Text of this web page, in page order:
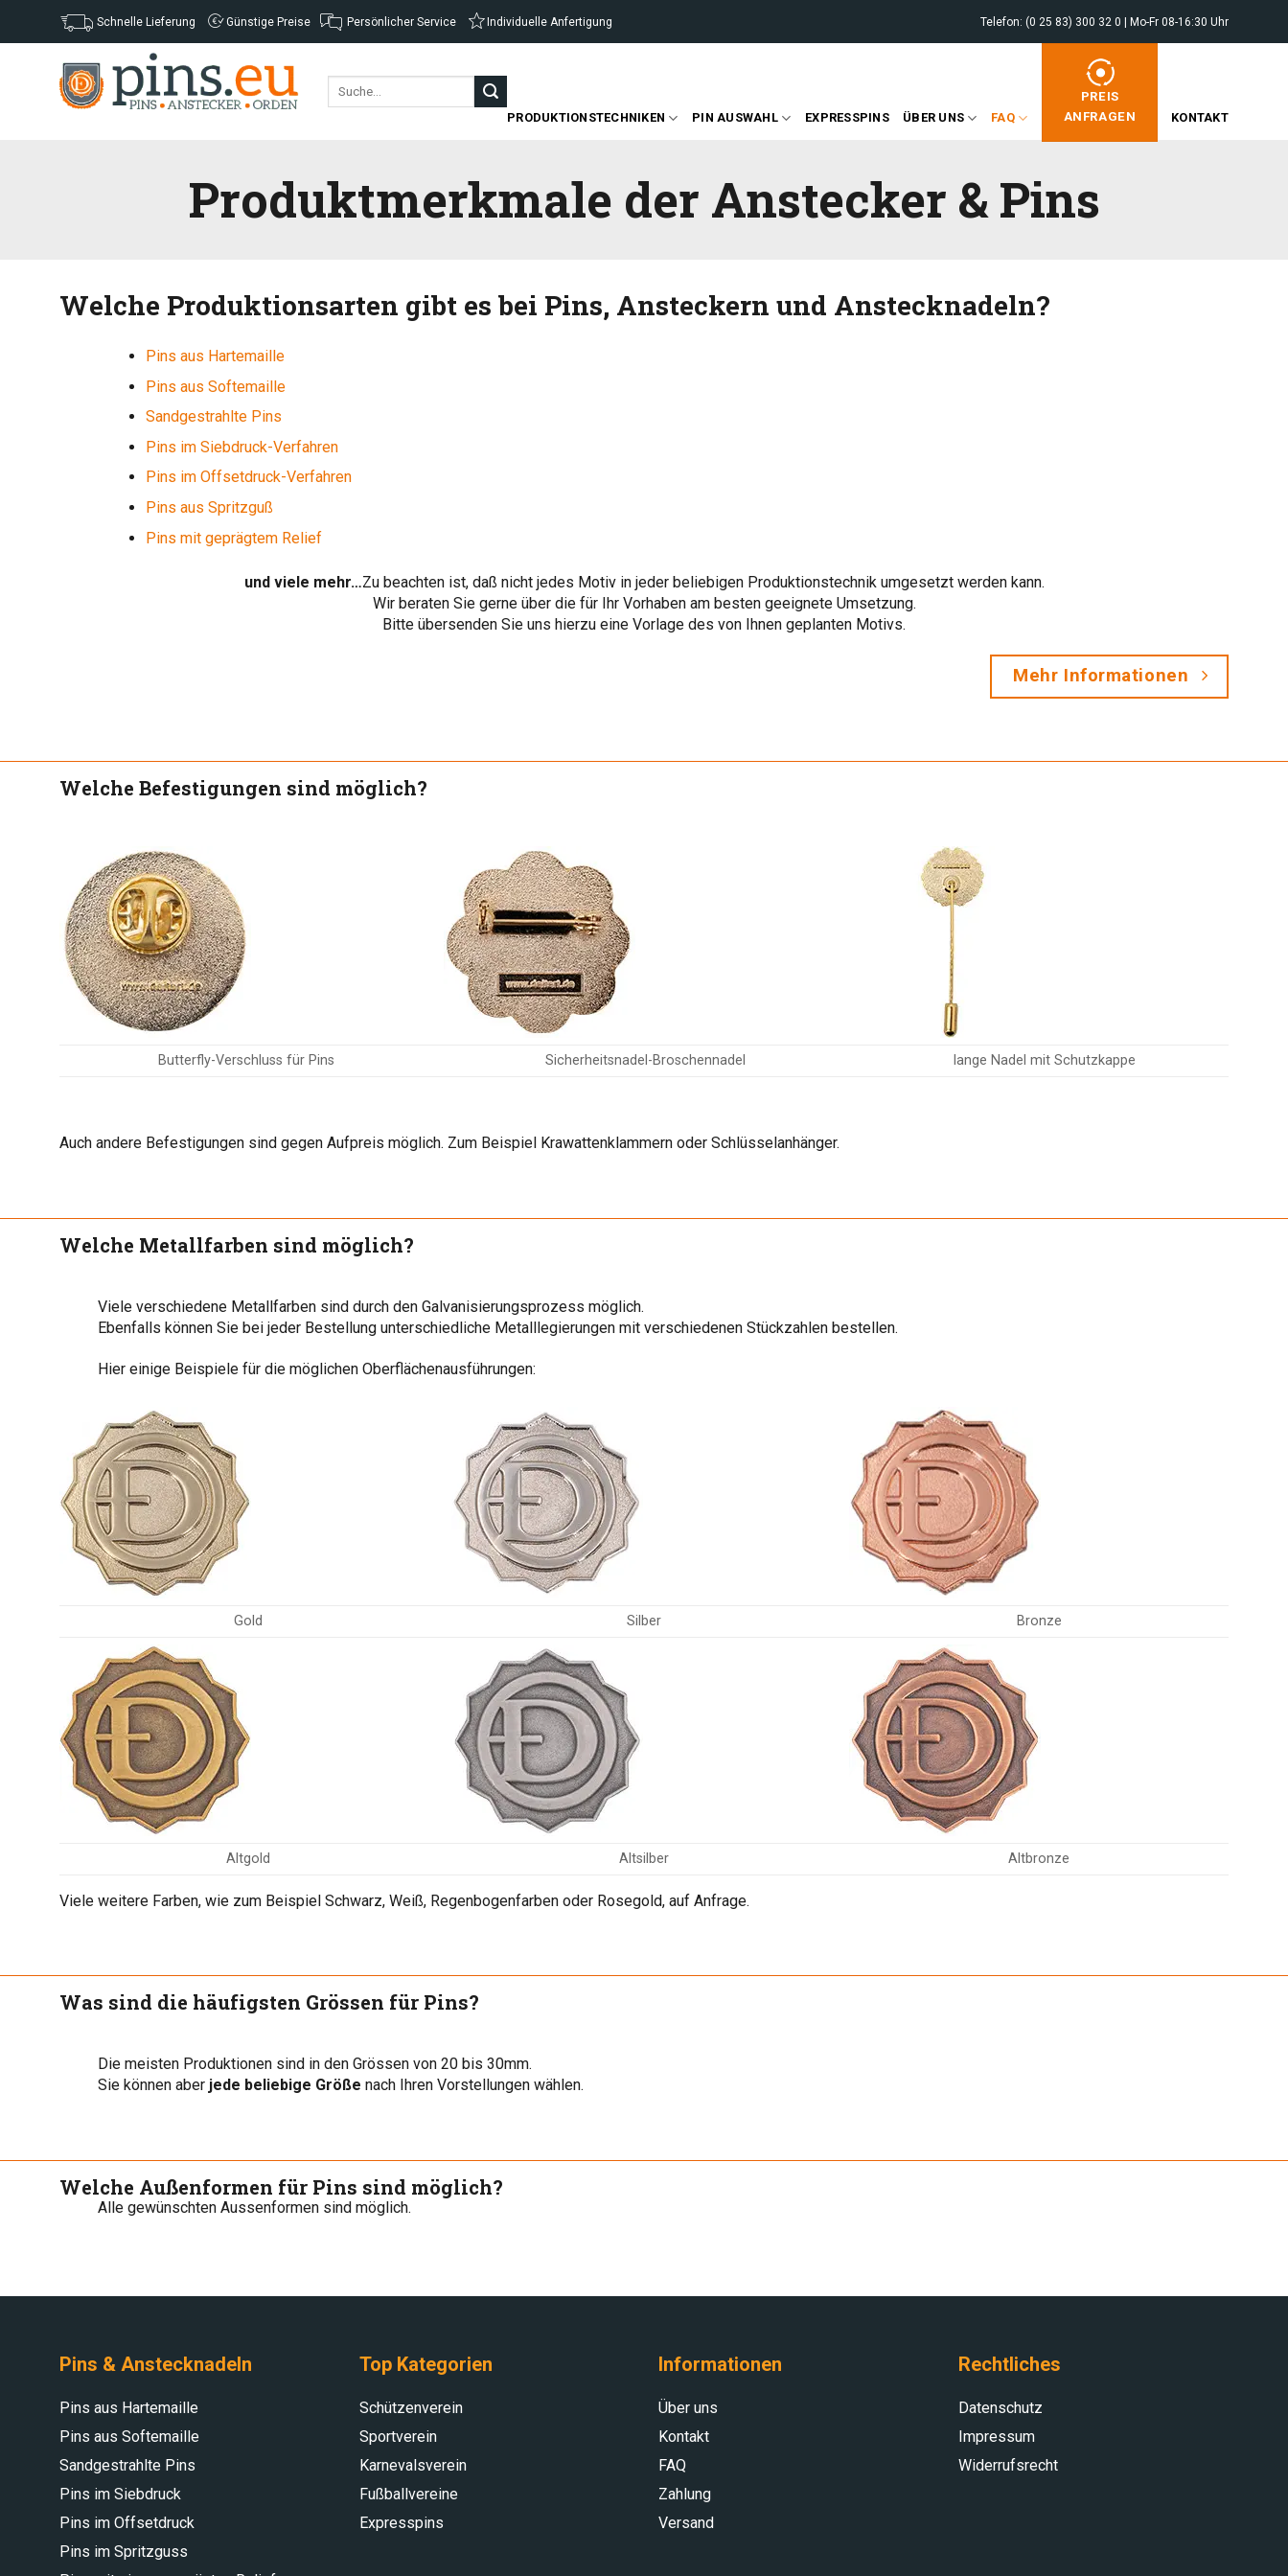
Schnelle Lieferung Günstige Preise Persönlicher Service Individuelle Anfertigung Telefon: (0 25 83) 300 32 0 | Mo-Fr 08-16:30 Uhr
PRODUKTIONSTECHNIKEN PIN AUSWAHL EXPRESSPINS ÜBER UNS FAQ
PREIS
ANFRAGEN
KONTAKT
Produktmerkmale der Anstecker & Pins
Welche Produktionsarten gibt es bei Pins, Ansteckern und Anstecknadeln?
Pins aus Hartemaille
Pins aus Softemaille
Sandgestrahlte Pins
Pins im Siebdruck-Verfahren
Pins im Offsetdruck-Verfahren
Pins aus Spritzguß
Pins mit geprägtem Relief
und viele mehr…Zu beachten ist, daß nicht jedes Motiv in jeder beliebigen Produktionstechnik umgesetzt werden kann.
Wir beraten Sie gerne über die für Ihr Vorhaben am besten geeignete Umsetzung.
Bitte übersenden Sie uns hierzu eine Vorlage des von Ihnen geplanten Motivs.
Mehr Informationen
Welche Befestigungen sind möglich?
Butterfly-Verschluss für Pins Sicherheitsnadel-Broschennadel lange Nadel mit Schutzkappe
Auch andere Befestigungen sind gegen Aufpreis möglich. Zum Beispiel Krawattenklammern oder Schlüsselanhänger.
Welche Metallfarben sind möglich?
Viele verschiedene Metallfarben sind durch den Galvanisierungsprozess möglich.
Ebenfalls können Sie bei jeder Bestellung unterschiedliche Metalllegierungen mit verschiedenen Stückzahlen bestellen.
Hier einige Beispiele für die möglichen Oberflächenausführungen:
Gold Silber Bronze
Altgold Altsilber Altbronze
Viele weitere Farben, wie zum Beispiel Schwarz, Weiß, Regenbogenfarben oder Rosegold, auf Anfrage.
Was sind die häufigsten Grössen für Pins?
Die meisten Produktionen sind in den Grössen von 20 bis 30mm.
Sie können aber jede beliebige Größe nach Ihren Vorstellungen wählen.
Welche Außenformen für Pins sind möglich?
Alle gewünschten Aussenformen sind möglich.
Pins & Anstecknadeln
Pins aus Hartemaille
Pins aus Softemaille
Sandgestrahlte Pins
Pins im Siebdruck
Pins im Offsetdruck
Pins im Spritzguss
Top Kategorien
Schützenverein
Sportverein
Karnevalsverein
Fußballvereine
Expresspins
Informationen
Über uns
Kontakt
FAQ
Zahlung
Versand
Rechtliches
Datenschutz
Impressum
Widerrufsrecht